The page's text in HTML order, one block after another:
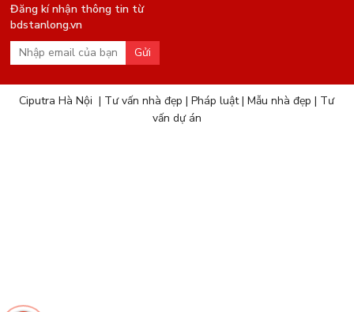
Đăng kí nhận thông tin từ
bdstanlong.vn
Gửi
Ciputra Hà Nội | Tư vấn nhà đẹp |Pháp luật|Mẫu nhà đẹp | Tư
vấn dự án